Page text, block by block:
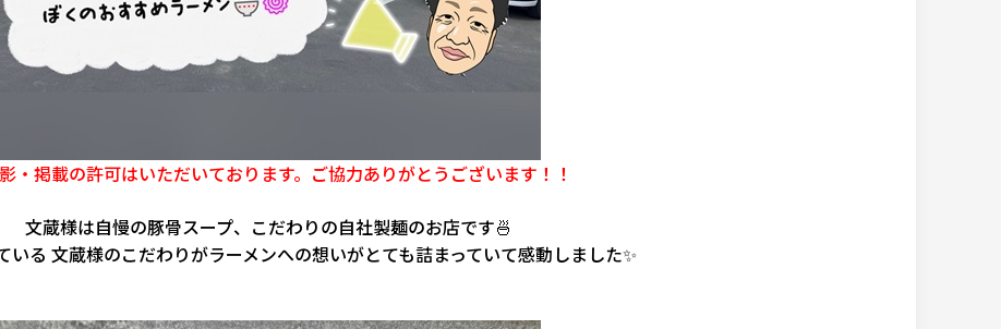
・掲載の許可はいただいております。ご協力ありがとうございます！！
文蔵様は自慢の豚骨スープ、こだわりの自社製麺のお店です🍜
いる 文蔵様のこだわりがラーメンへの想いがとても詰まっていて感動しました✨